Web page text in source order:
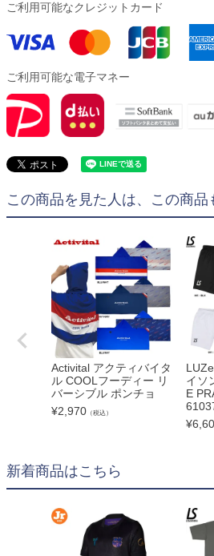
ご利用可能なクレジットカード
ご利用可能な電子マネー
この商品を見た人は、この商品
Activital アクティバイタ
ル COOLフーディー リ
バーシブル ポンチョ
¥2,970 （税込）
イソ
E
¥
新着商品はこちら